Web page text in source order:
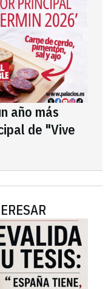
año más
de "Vive